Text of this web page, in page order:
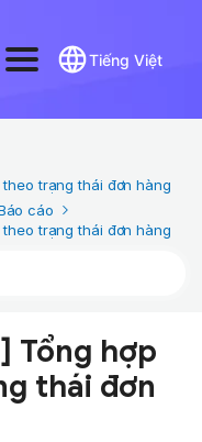
Tiếng Việt
trạng thái đơn hàng
cáo
trạng thái đơn hàng
Tổng hợp
thái đơn